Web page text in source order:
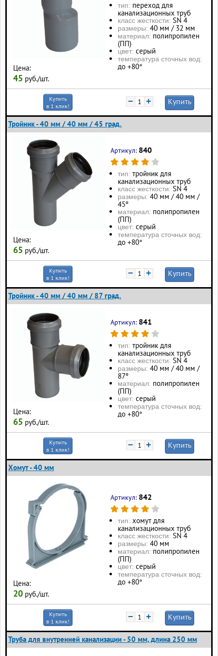
Цена:
45 руб./шт.
тип: переход для
канализационных труб
класс жесткости: SN 4
размеры: 40 мм / 32 мм
материал: полипропилен
(ПП)
цвет: серый
температура сточных вод:
до +80°
Купить
в 1 клик!
− + Купить
Тройник - 40 мм / 40 мм / 45 град.
Цена:
65 руб./шт.
Артикул: 840
тип: тройник для
канализационных труб
класс жесткости: SN 4
размеры: 40 мм / 40 мм /
45º
материал: полипропилен
(ПП)
цвет: серый
температура сточных вод:
до +80°
Купить
в 1 клик!
− + Купить
Тройник - 40 мм / 40 мм / 87 град.
Цена:
65 руб./шт.
Артикул: 841
тип: тройник для
канализационных труб
класс жесткости: SN 4
размеры: 40 мм / 40 мм /
87º
материал: полипропилен
(ПП)
цвет: серый
температура сточных вод:
до +80°
Купить
в 1 клик!
− + Купить
Хомут - 40 мм
Цена:
20 руб./шт.
Артикул: 842
тип: хомут для
канализационных труб
класс жесткости: SN 4
размеры: 40 мм
материал: полипропилен
(ПП)
цвет: серый
температура сточных вод:
до +80°
Купить
в 1 клик!
− + Купить
Труба для внутренней канализации - 50 мм, длина 250 мм